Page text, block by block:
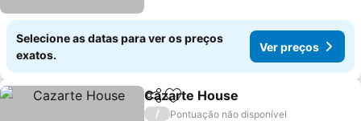
Selecione as datas para ver os preços
exatos.
Ver preços
PartilharAdicionar aos favoritos
Cazarte House
/
Pontuação não disponível